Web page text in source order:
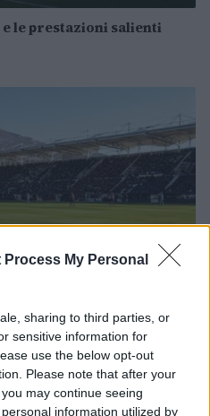
Process My Personal
sharing to third parties, or
sensitive information for
use the below opt-out
Please note that after your
may continue seeing
information utilized by
le prestazioni salienti
dettagliata
2026